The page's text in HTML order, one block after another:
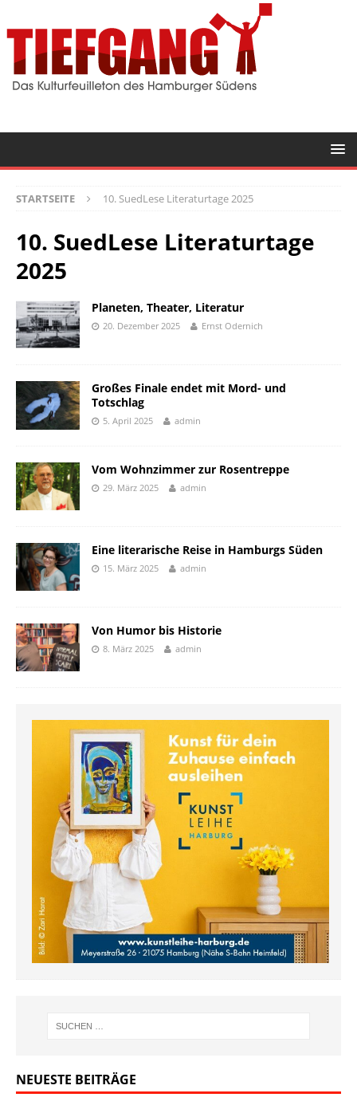
STARTSEITE 10. SuedLese Literaturtage 2025
10. SuedLese Literaturtage
2025
Planeten, Theater, Literatur
20. Dezember 2025 Ernst Odernich
Großes Finale endet mit Mord- und
Totschlag
5. April 2025 admin
Vom Wohnzimmer zur Rosentreppe
29. März 2025 admin
Eine literarische Reise in Hamburgs Süden
15. März 2025 admin
Von Humor bis Historie
8. März 2025 admin
NEUESTE BEITRÄGE